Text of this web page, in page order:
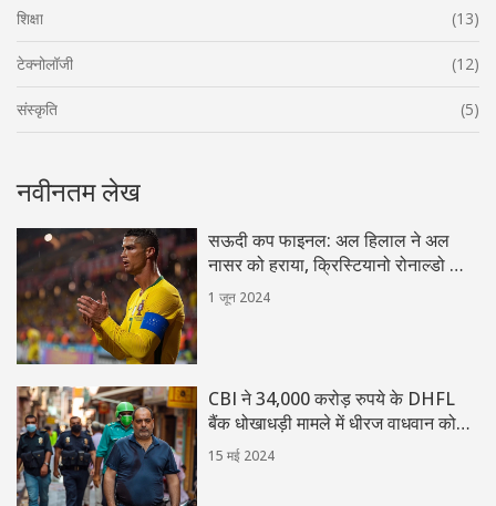
शिक्षा (13)
टेक्नोलॉजी (12)
संस्कृति (5)
नवीनतम लेख
सऊदी कप फाइनल: अल हिलाल ने अल
नासर को हराया, क्रिस्टियानो रोनाल्डो की
निराशा
1 जून 2024
CBI ने 34,000 करोड़ रुपये के DHFL
बैंक धोखाधड़ी मामले में धीरज वाधवान को
गिरफ्तार किया
15 मई 2024